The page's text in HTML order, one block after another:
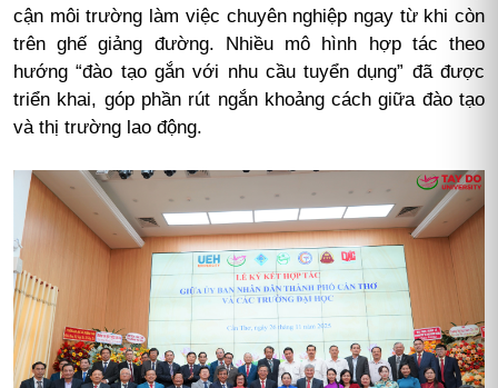
cận môi trường làm việc chuyên nghiệp ngay từ khi còn
trên ghế giảng đường. Nhiều mô hình hợp tác theo
hướng “đào tạo gắn với nhu cầu tuyển dụng” đã được
triển khai, góp phần rút ngắn khoảng cách giữa đào tạo
và thị trường lao động.